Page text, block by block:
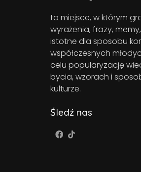
to miejsce, w którym
wyrażenia, frazy,
istotne dla sposobu
współczesnych
celu popularyzację
bycia, wzorach i
kulturze.
Śledź nas